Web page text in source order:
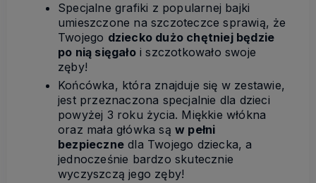
Specjalne grafiki z popularnej bajki
umieszczone na szczoteczce sprawią, że
Twojego dziecko dużo chętniej będzie
po nią sięgałoi szczotkowało swoje
zęby!
Końcówka, która znajduje się w zestawie,
jest przeznaczona specjalnie dla dzieci
powyżej 3 roku życia. Miękkie włókna
oraz mała główka są w pełni
bezpieczne dla Twojego dziecka, a
jednocześnie bardzo skutecznie
wyczyszczą jego zęby!